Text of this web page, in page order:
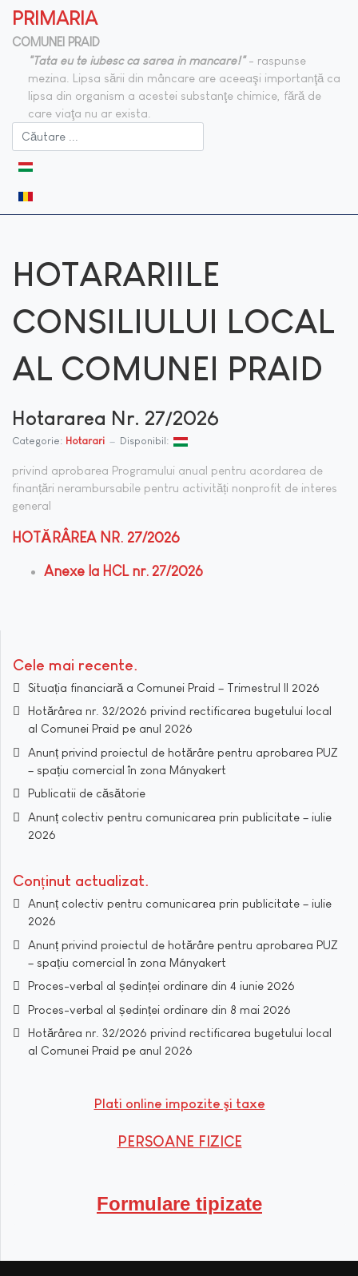
PRIMARIA
COMUNEI PRAID
"Tata eu te iubesc ca sarea in mancare!"- raspunse
mezina. Lipsa sării din mâncare are aceeaşi importanţă ca
lipsa din organism a acestei substanţe chimice, fără de
care viaţa nu ar exista.
HOTARARIILE
CONSILIULUI LOCAL
AL COMUNEI PRAID
Hotararea Nr. 27/2026
Categorie: Hotarari Disponibil:
privind aprobarea Programului anual pentru acordarea de
finanțări nerambursabile pentru activități nonprofit de interes
general
HOTĂRÂREA NR. 27/2026
Anexe la HCL nr. 27/2026
Cele mai recente
Situația financiară a Comunei Praid – Trimestrul II 2026
Hotărârea nr. 32/2026 privind rectificarea bugetului local
al Comunei Praid pe anul 2026
Anunț privind proiectul de hotărâre pentru aprobarea PUZ
– spațiu comercial în zona Mányakert
Publicatii de căsătorie
Anunț colectiv pentru comunicarea prin publicitate – iulie
2026
Conținut actualizat
Anunț colectiv pentru comunicarea prin publicitate – iulie
2026
Anunț privind proiectul de hotărâre pentru aprobarea PUZ
– spațiu comercial în zona Mányakert
Proces-verbal al ședinței ordinare din 4 iunie 2026
Proces-verbal al ședinței ordinare din 8 mai 2026
Hotărârea nr. 32/2026 privind rectificarea bugetului local
al Comunei Praid pe anul 2026
Plati online impozite şi taxe
PERSOANE FIZICE
Formulare tipizate